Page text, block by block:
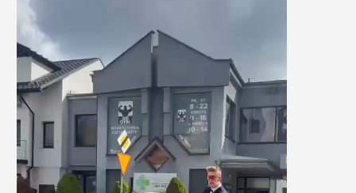
video